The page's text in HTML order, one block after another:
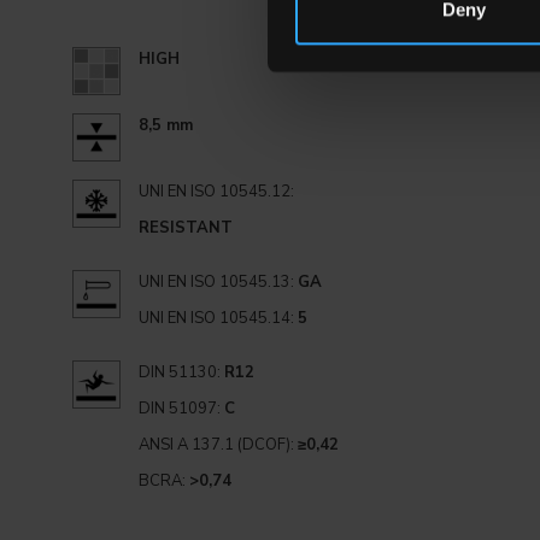
Deny
HIGH
8,5 mm
UNI EN ISO 10545.12:
RESISTANT
UNI EN ISO 10545.13: GA
UNI EN ISO 10545.14: 5
DIN 51130: R12
DIN 51097: C
ANSI A 137.1 (DCOF): ≥0,42
BCRA: >0,74